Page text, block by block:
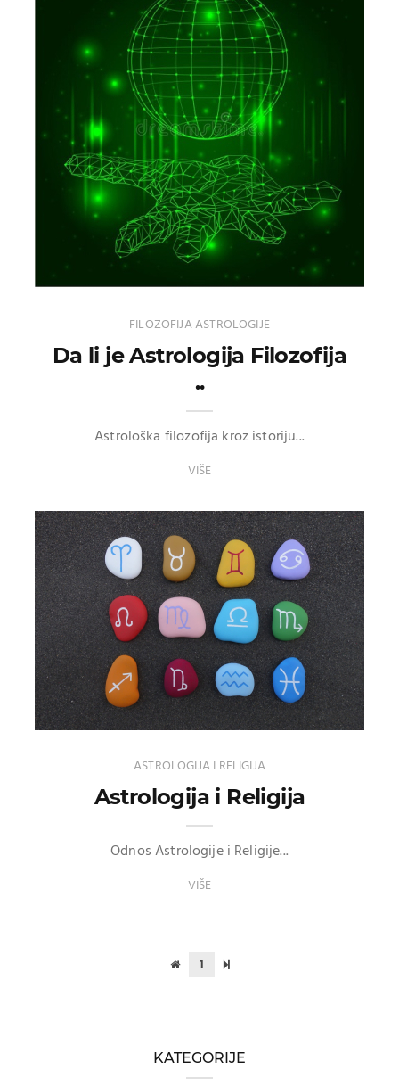
FILOZOFIJA ASTROLOGIJE
Da li je Astrologija Filozofija
..
Astrološka filozofija kroz istoriju...
VIŠE
ASTROLOGIJA I RELIGIJA
Astrologija i Religija
Odnos Astrologije i Religije...
VIŠE
1
KATEGORIJE